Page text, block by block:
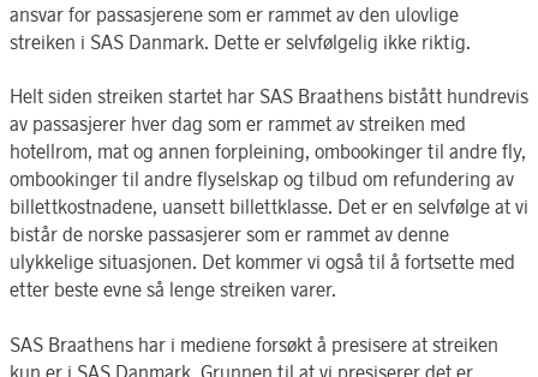
ansvar for passasjerene som er rammet av den ulovlige
streiken i SAS Danmark. Dette er selvfølgelig ikke riktig.
Helt siden streiken startet har SAS Braathens bistått hundrevis
av passasjerer hver dag som er rammet av streiken med
hotellrom, mat og annen forpleining, ombookinger til andre fly,
ombookinger til andre flyselskap og tilbud om refundering av
billettkostnadene, uansett billettklasse. Det er en selvfølge at vi
bistår de norske passasjerer som er rammet av denne
ulykkelige situasjonen. Det kommer vi også til å fortsette med
etter beste evne så lenge streiken varer.
SAS Braathens har i mediene forsøkt å presisere at streiken
kun er i SAS Danmark. Grunnen til at vi presiserer det er